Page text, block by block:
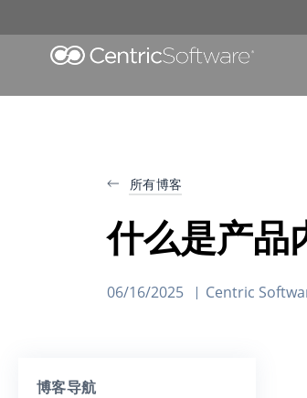
所有博客
什么是产品
06/16/2025 Centric
博客导航